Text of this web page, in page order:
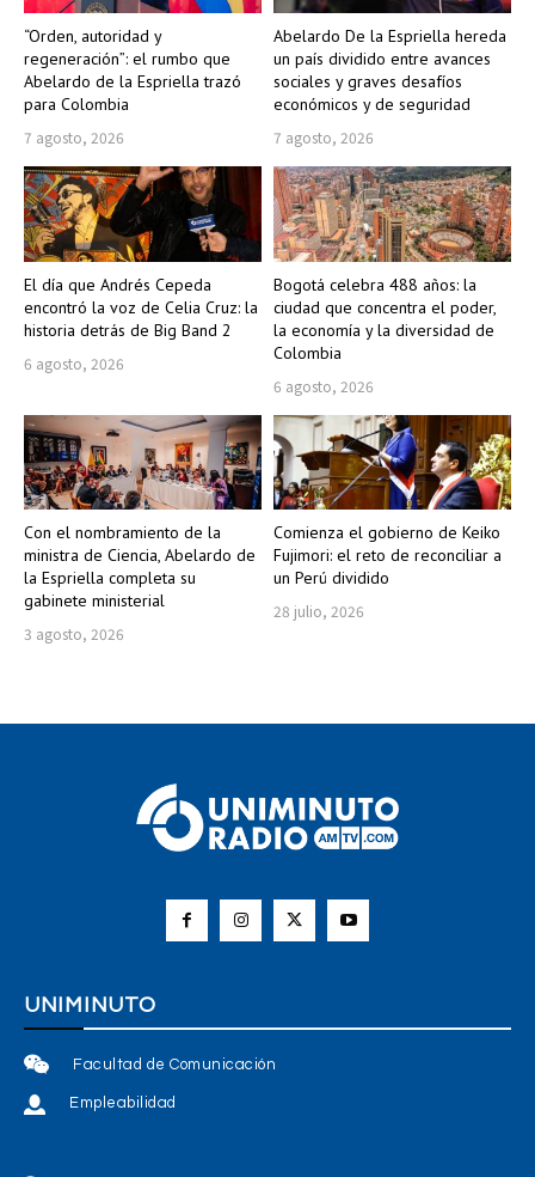
“Orden, autoridad y
regeneración”: el rumbo que
Abelardo de la Espriella trazó
para Colombia
7 agosto, 2026
Abelardo De la Espriella hereda
un país dividido entre avances
sociales y graves desafíos
económicos y de seguridad
7 agosto, 2026
El día que Andrés Cepeda
encontró la voz de Celia Cruz: la
historia detrás de Big Band 2
6 agosto, 2026
Bogotá celebra 488 años: la
ciudad que concentra el poder,
la economía y la diversidad de
Colombia
6 agosto, 2026
Con el nombramiento de la
ministra de Ciencia, Abelardo de
la Espriella completa su
gabinete ministerial
3 agosto, 2026
Comienza el gobierno de Keiko
Fujimori: el reto de reconciliar a
un Perú dividido
28 julio, 2026
UNIMINUTO
Facultad de Comunicación
Empleabilidad